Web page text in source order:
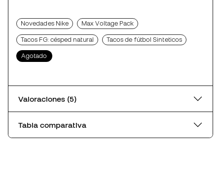
Novedades Nike Max Voltage Pack
Tacos FG: césped natural Tacos de fútbol Sinteticos
Agotado
Valoraciones (5)
Tabla comparativa